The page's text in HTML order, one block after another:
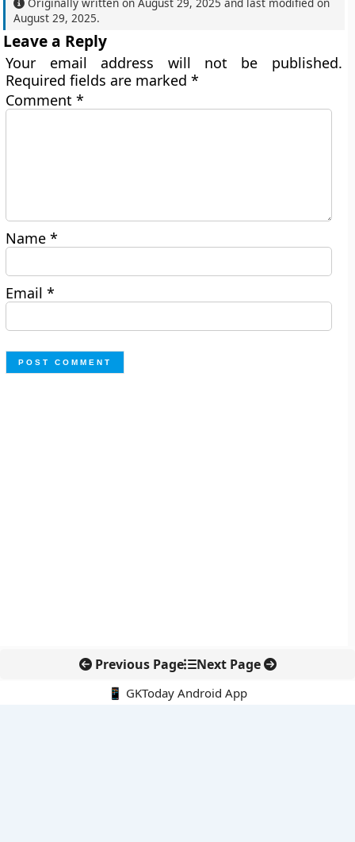
August 29, 2025.
Leave a Reply
Your email address will not be published.
Required fields are marked*
Comment*
Name*
Email*
Previous Page Next Page
📱 GKToday Android App